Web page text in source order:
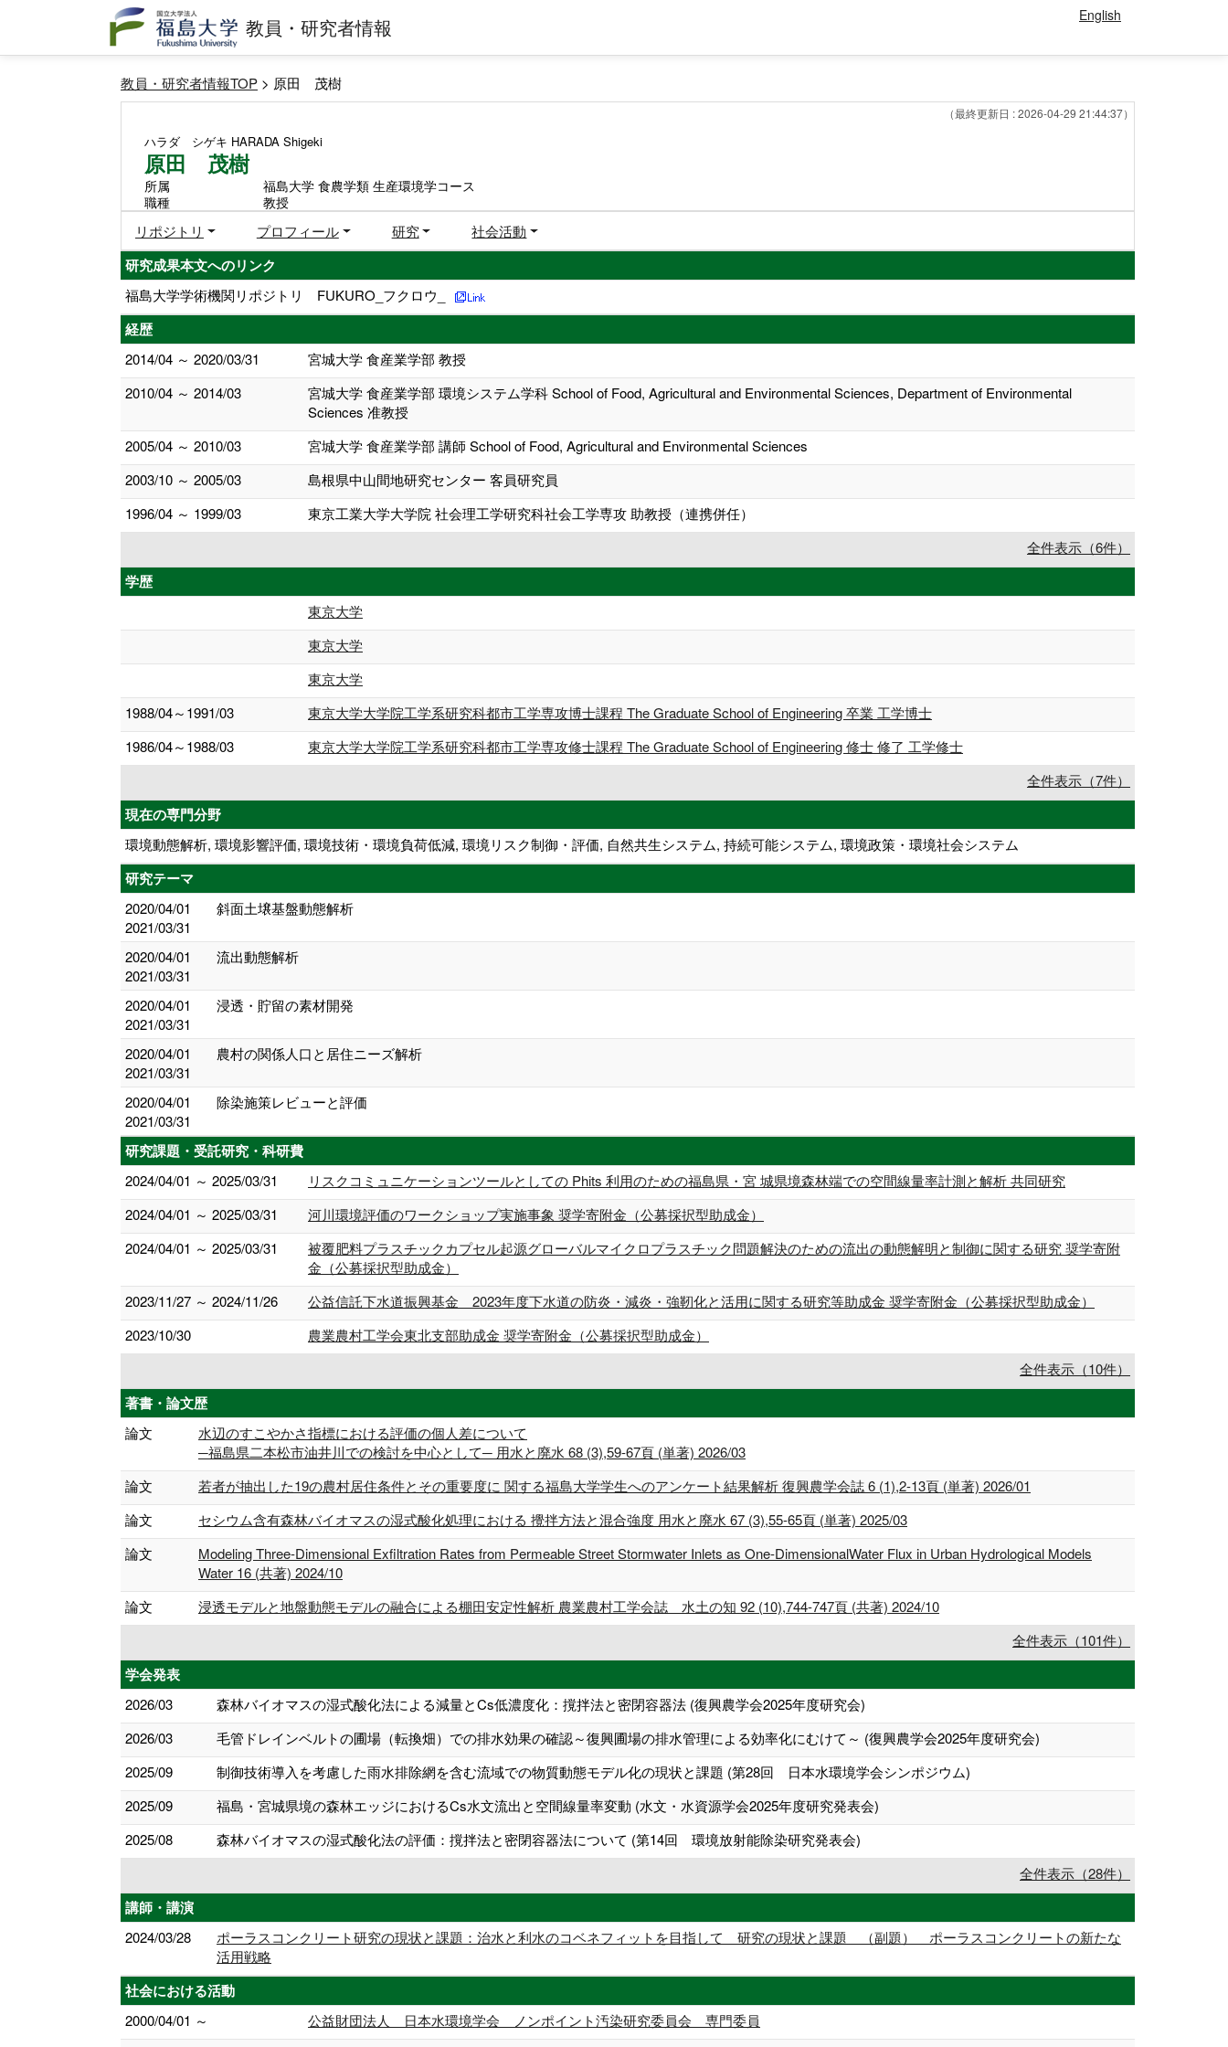
教員・研究者情報 English
教員・研究者情報TOP > 原田 茂樹
（最終更新日 : 2026-04-29 21:44:37）
ハラダ シゲキ HARADA Shigeki
原田 茂樹
所属
福島大学 食農学類 生産環境学コース
職種
教授
リポジトリ プロフィール 研究 社会活動
研究成果本文へのリンク
福島大学学術機関リポジトリ FUKURO_フクロウ_
経歴
2014/04 ～ 2020/03/31
宮城大学 食産業学部 教授
2010/04 ～ 2014/03
宮城大学 食産業学部 環境システム学科 School of Food, Agricultural and Environmental Sciences, Department of Environmental
Sciences 准教授
2005/04 ～ 2010/03
宮城大学 食産業学部 講師 School of Food, Agricultural and Environmental Sciences
2003/10 ～ 2005/03
島根県中山間地研究センター 客員研究員
1996/04 ～ 1999/03
東京工業大学大学院 社会理工学研究科社会工学専攻 助教授（連携併任）
全件表示（6件）
学歴
東京大学
東京大学
東京大学
1988/04～1991/03
東京大学大学院工学系研究科都市工学専攻博士課程 The Graduate School of Engineering 卒業 工学博士
1986/04～1988/03
東京大学大学院工学系研究科都市工学専攻修士課程 The Graduate School of Engineering 修士 修了 工学修士
全件表示（7件）
現在の専門分野
環境動態解析, 環境影響評価, 環境技術・環境負荷低減, 環境リスク制御・評価, 自然共生システム, 持続可能システム, 環境政策・環境社会システム
研究テーマ
2020/04/01
2021/03/31
斜面土壌基盤動態解析
2020/04/01
2021/03/31
流出動態解析
2020/04/01
2021/03/31
浸透・貯留の素材開発
2020/04/01
2021/03/31
農村の関係人口と居住ニーズ解析
2020/04/01
2021/03/31
除染施策レビューと評価
研究課題・受託研究・科研費
2024/04/01 ～ 2025/03/31
リスクコミュニケーションツールとしての Phits 利⽤のための福島県・宮 城県境森林端での空間線量率計測と解析 共同研究
2024/04/01 ～ 2025/03/31
河川環境評価のワークショップ実施事象 奨学寄附金（公募採択型助成金）
2024/04/01 ～ 2025/03/31
被覆肥料プラスチックカプセル起源グローバルマイクロプラスチック問題解決のための流出の動態解明と制御に関する研究 奨学寄附
金（公募採択型助成金）
2023/11/27 ～ 2024/11/26
公益信託下水道振興基金 2023年度下水道の防炎・減炎・強靭化と活用に関する研究等助成金 奨学寄附金（公募採択型助成金）
2023/10/30
農業農村工学会東北支部助成金 奨学寄附金（公募採択型助成金）
全件表示（10件）
著書・論文歴
論文
水辺のすこやかさ指標における評価の個人差について
─福島県二本松市油井川での検討を中心として─ 用水と廃水 68 (3),59-67頁 (単著) 2026/03
論文
若者が抽出した19の農村居住条件とその重要度に 関する福島大学学生へのアンケート結果解析 復興農学会誌 6 (1),2-13頁 (単著) 2026/01
論文
セシウム含有森林バイオマスの湿式酸化処理における 攪拌方法と混合強度 用水と廃水 67 (3),55-65頁 (単著) 2025/03
論文
Modeling Three-Dimensional Exfiltration Rates from Permeable Street Stormwater Inlets as One-DimensionalWater Flux in Urban Hydrological Models
Water 16 (共著) 2024/10
論文
浸透モデルと地盤動態モデルの融合による棚田安定性解析 農業農村工学会誌 水土の知 92 (10),744-747頁 (共著) 2024/10
全件表示（101件）
学会発表
2026/03
森林バイオマスの湿式酸化法による減量とCs低濃度化：撹拌法と密閉容器法 (復興農学会2025年度研究会)
2026/03
毛管ドレインベルトの圃場（転換畑）での排水効果の確認～復興圃場の排水管理による効率化にむけて～ (復興農学会2025年度研究会)
2025/09
制御技術導入を考慮した雨水排除網を含む流域での物質動態モデル化の現状と課題 (第28回 日本水環境学会シンポジウム)
2025/09
福島・宮城県境の森林エッジにおけるCs水文流出と空間線量率変動 (水文・水資源学会2025年度研究発表会)
2025/08
森林バイオマスの湿式酸化法の評価：撹拌法と密閉容器法について (第14回 環境放射能除染研究発表会)
全件表示（28件）
講師・講演
2024/03/28
ポーラスコンクリート研究の現状と課題：治水と利水のコベネフィットを目指して 研究の現状と課題 （副題） ポーラスコンクリートの新たな
活用戦略
社会における活動
2000/04/01 ～
公益財団法人 日本水環境学会 ノンポイント汚染研究委員会 専門委員